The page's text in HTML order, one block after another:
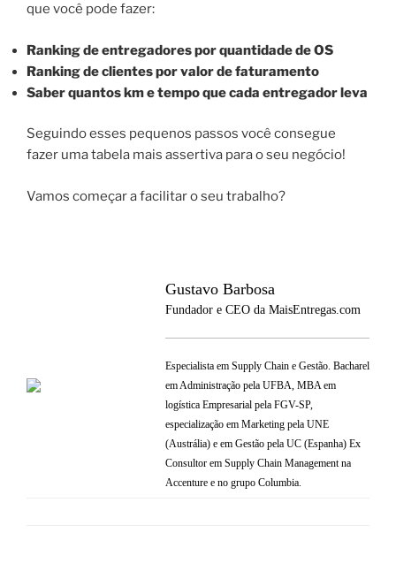
que você pode fazer:
Ranking de entregadores por quantidade de OS
Ranking de clientes por valor de faturamento
Saber quantos km e tempo que cada entregador leva
Seguindo esses pequenos passos você consegue
fazer uma tabela mais assertiva para o seu negócio!
Vamos começar a facilitar o seu trabalho?
Gustavo Barbosa
Fundador e CEO da MaisEntregas.com
Especialista em Supply Chain e Gestão. Bacharel
em Administração pela UFBA, MBA em
logística Empresarial pela FGV-SP,
especialização em Marketing pela UNE
(Austrália) e em Gestão pela UC (Espanha) Ex
Consultor em Supply Chain Management na
Accenture e no grupo Columbia.